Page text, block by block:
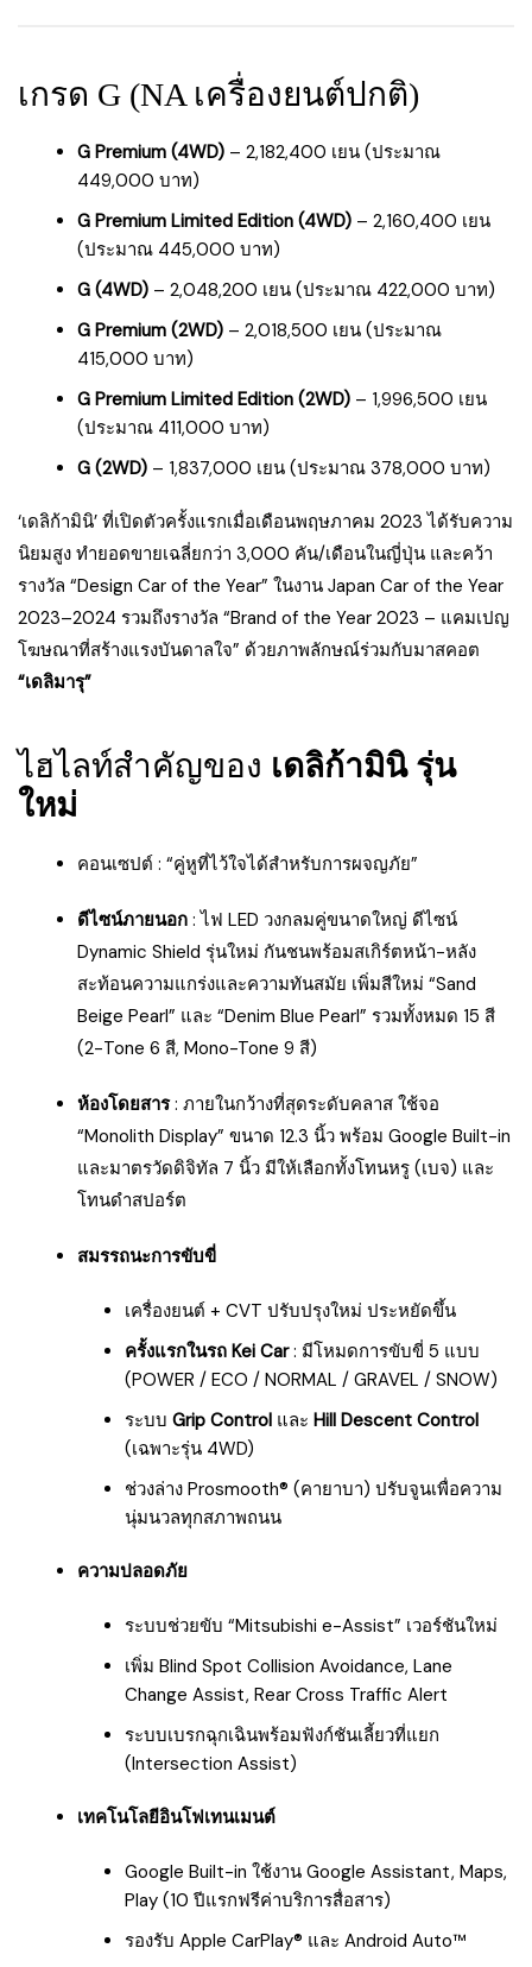
เกรด G (NA เครื่องยนต์ปกติ)
G Premium (4WD) – 2,182,400 เยน (ประมาณ
449,000 บาท)
G Premium Limited Edition (4WD) – 2,160,400 เยน
(ประมาณ 445,000 บาท)
G (4WD) – 2,048,200 เยน (ประมาณ 422,000 บาท)
G Premium (2WD) – 2,018,500 เยน (ประมาณ
415,000 บาท)
G Premium Limited Edition (2WD) – 1,996,500 เยน
(ประมาณ 411,000 บาท)
G (2WD) – 1,837,000 เยน (ประมาณ 378,000 บาท)
‘เดลิก้ามินิ’ ที่เปิดตัวครั้งแรกเมื่อเดือนพฤษภาคม 2023 ได้รับความ
นิยมสูง ทำยอดขายเฉลี่ยกว่า 3,000 คัน/เดือนในญี่ปุ่น และคว้า
รางวัล “Design Car of the Year” ในงาน Japan Car of the Year
2023–2024 รวมถึงรางวัล “Brand of the Year 2023 – แคมเปญ
โฆษณาที่สร้างแรงบันดาลใจ” ด้วยภาพลักษณ์ร่วมกับมาสคอต
“เดลิมารุ”
ไฮไลท์สำคัญของ เดลิก้ามินิ รุ่น
ใหม่
คอนเซปต์ : “คู่หูที่ไว้ใจได้สำหรับการผจญภัย”
ดีไซน์ภายนอก : ไฟ LED วงกลมคู่ขนาดใหญ่ ดีไซน์
Dynamic Shield รุ่นใหม่ กันชนพร้อมสเกิร์ตหน้า-หลัง
สะท้อนความแกร่งและความทันสมัย เพิ่มสีใหม่ “Sand
Beige Pearl” และ “Denim Blue Pearl” รวมทั้งหมด 15 สี
(2-Tone 6 สี, Mono-Tone 9 สี)
ห้องโดยสาร: ภายในกว้างที่สุดระดับคลาส ใช้จอ
“Monolith Display” ขนาด 12.3 นิ้ว พร้อม Google Built-in
และมาตรวัดดิจิทัล 7 นิ้ว มีให้เลือกทั้งโทนหรู (เบจ) และ
โทนดำสปอร์ต
สมรรถนะการขับขี่
เครื่องยนต์ + CVT ปรับปรุงใหม่ ประหยัดขึ้น
ครั้งแรกในรถ Kei Car: มีโหมดการขับขี่ 5 แบบ
(POWER / ECO / NORMAL / GRAVEL / SNOW)
ระบบ Grip Control และ Hill Descent Control
(เฉพาะรุ่น 4WD)
ช่วงล่าง Prosmooth® (คายาบา) ปรับจูนเพื่อความ
นุ่มนวลทุกสภาพถนน
ความปลอดภัย
ระบบช่วยขับ “Mitsubishi e-Assist” เวอร์ชันใหม่
เพิ่ม Blind Spot Collision Avoidance, Lane
Change Assist, Rear Cross Traffic Alert
ระบบเบรกฉุกเฉินพร้อมฟังก์ชันเลี้ยวที่แยก
(Intersection Assist)
เทคโนโลยีอินโฟเทนเมนต์
Google Built-in ใช้งาน Google Assistant, Maps,
Play (10 ปีแรกฟรีค่าบริการสื่อสาร)
รองรับ Apple CarPlay® และ Android Auto™